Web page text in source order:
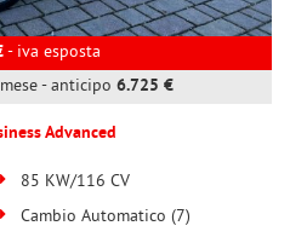
- iva esposta
-anticipo 6.725 €
Advanced
85 KW/116 CV
Cambio Automatico (7)